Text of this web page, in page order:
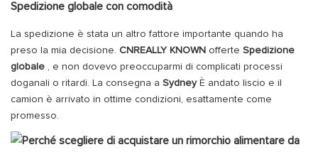
Spedizione globale con comodità
La spedizione è stata un altro fattore importante quando ha
preso la mia decisione. CNREALLY KNOWN offerte Spedizione
globale , e non dovevo preoccuparmi di complicati processi
doganali o ritardi. La consegna a Sydney È andato liscio e il
camion è arrivato in ottime condizioni, esattamente come
promesso.